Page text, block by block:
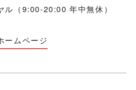
ル（9:00-20:00 年中無休）
ームページ